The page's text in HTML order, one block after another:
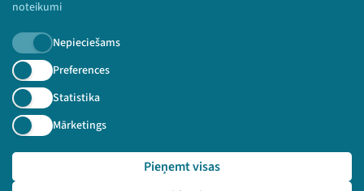
noteikumi
Nepieciešams
Preferences
Statistika
Mārketings
Pieņemt visas
Piesakies jaunumiem!
Nepalaid garām aktuālāko informāciju!
Pieteikties